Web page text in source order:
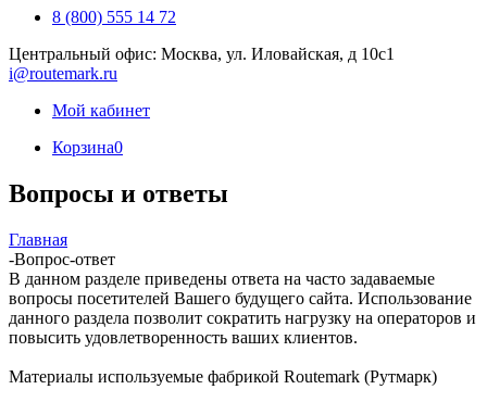
8 (800) 555 14 72
Центральный офис: Москва, ул. Иловайская, д 10с1
i@routemark.ru
Мой кабинет
Корзина0
Вопросы и ответы
Главная
-Вопрос-ответ
В данном разделе приведены ответа на часто задаваемые
вопросы посетителей Вашего будущего сайта. Использование
данного раздела позволит сократить нагрузку на операторов и
повысить удовлетворенность ваших клиентов.
Материалы используемые фабрикой Routemark (Рутмарк)